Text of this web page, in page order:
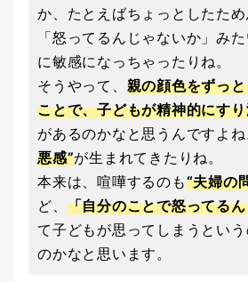
か、たとえばちょっとしたため
「怒ってるんじゃないか」み
に敏感になっちゃったりね。
そうやって、 親の顔色をずっ
ことで、子どもが精神的にす
があるのかなと思うんですよ
悪感”が生まれてきたりね。
本来は、喧嘩するのも“夫婦の
ど、 「自分のことで怒ってる
て子どもが思ってしまうとい
のかなと思います。